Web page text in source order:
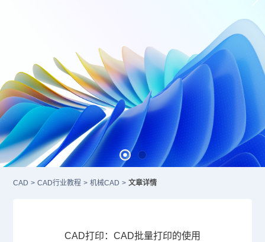
CAD > CAD行业教程 > 机械CAD > 文章详情
CAD打印：CAD批量打印的使用